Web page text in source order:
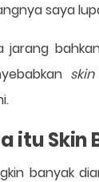
saya
jarang
itu Skin
banyak